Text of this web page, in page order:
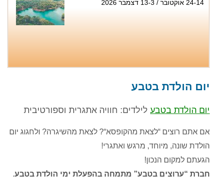
24-14 אוקטובר / 13-3 דצמבר 2026
14.8, שבת 15.8, חמישי 20.8...
יום הולדת בטבע
יום הולדת בטבע לילדים: חוויה אתגרית וספורטיבית
אם אתם רוצים “לצאת מהקופסא“? לצאת מהשיגרה? ולחגוג יום
הולדת שונה, מיוחד, מרגש ואתגרי!
הגעתם למקום הנכון!
חברת “ערוצים בטבע” מתמחה בהפעלת ימי הולדת בטבע.